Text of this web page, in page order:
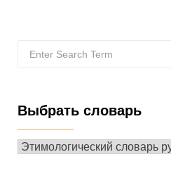
for:
Выбрать словарь
Выбрать